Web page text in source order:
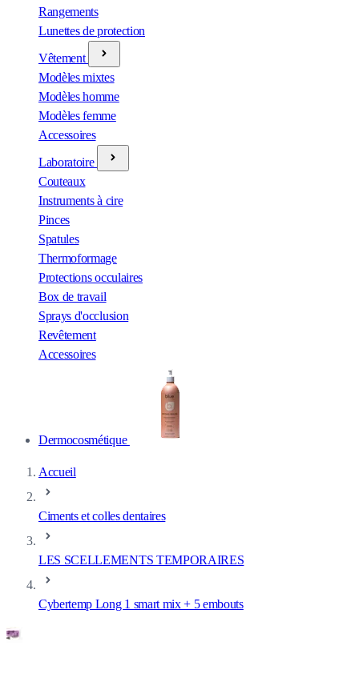
Rangements
Lunettes de protection
Vêtement
Modèles mixtes
Modèles homme
Modèles femme
Accessoires
Laboratoire
Couteaux
Instruments à cire
Pinces
Spatules
Thermoformage
Protections occulaires
Box de travail
Sprays d'occlusion
Revêtement
Accessoires
Dermocosmétique
Accueil
Ciments et colles dentaires
LES SCELLEMENTS TEMPORAIRES
Cybertemp Long 1 smart mix + 5 embouts